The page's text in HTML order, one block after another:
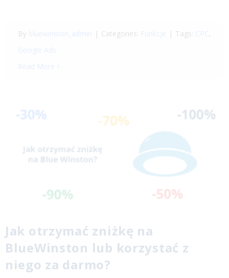
By bluewinston_admin | Categories: Funkcje | Tags: CPC,
Google Ads
Read More
Jak otrzymać zniżkę na
BlueWinston lub korzystać z
niego za darmo?